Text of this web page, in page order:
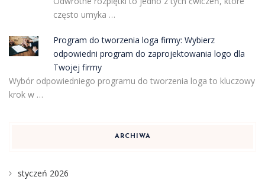
często umyka …
Program do tworzenia loga firmy: Wybierz
odpowiedni program do zaprojektowania logo dla
Twojej firmy
Wybór odpowiedniego programu do tworzenia loga to kluczowy
krok w …
ARCHIWA
styczeń 2026